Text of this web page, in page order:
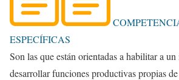
ESPECÍFICAS
Son las que están orientadas a habilitar a
desarrollar funciones productivas propias